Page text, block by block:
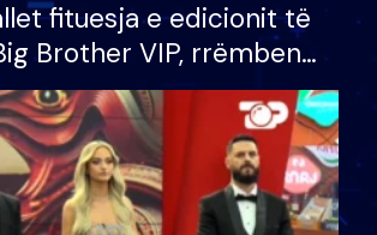
fituesja e edicionit të
Brother VIP, rrëmben
prej 100 mijë eurosh